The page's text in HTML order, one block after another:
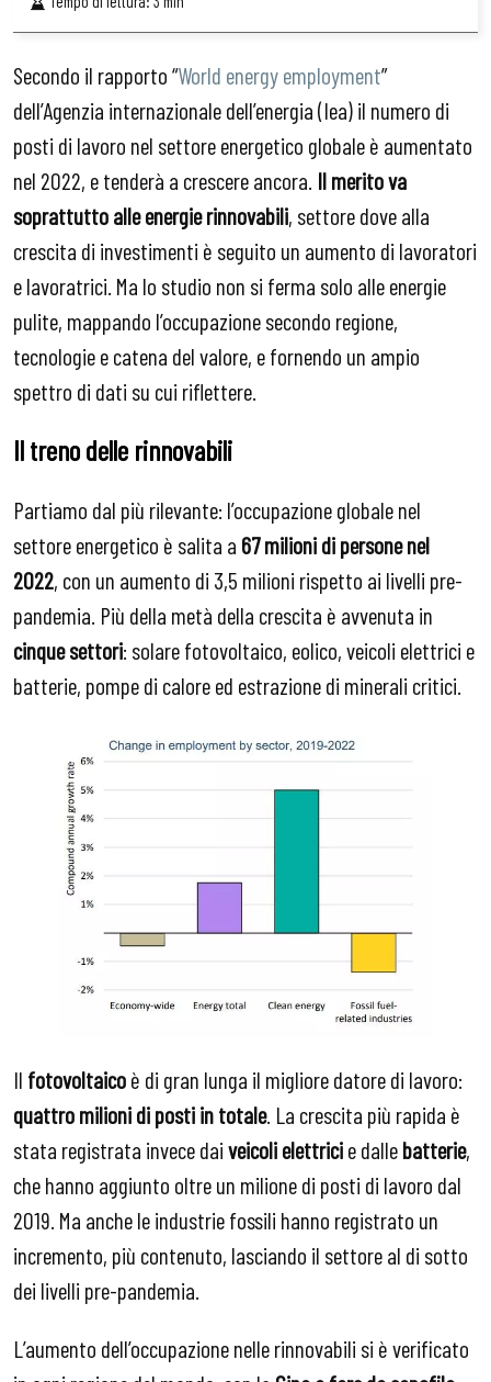
Secondo il rapporto “World energy employment”
dell’Agenzia internazionale dell’energia (Iea) il numero di
posti di lavoro nel settore energetico globale è aumentato
nel 2022, e tenderà a crescere ancora. Il merito va
soprattutto alle energie rinnovabili, settore dove alla
crescita di investimenti è seguito un aumento di lavoratori
e lavoratrici. Ma lo studio non si ferma solo alle energie
pulite, mappando l’occupazione secondo regione,
tecnologie e catena del valore, e fornendo un ampio
spettro di dati su cui riflettere.
Il treno delle rinnovabili
Partiamo dal più rilevante: l’occupazione globale nel
settore energetico è salita a 67 milioni di persone nel
2022, con un aumento di 3,5 milioni rispetto ai livelli pre-
pandemia. Più della metà della crescita è avvenuta in
cinque settori: solare fotovoltaico, eolico, veicoli elettrici e
batterie, pompe di calore ed estrazione di minerali critici.
Il fotovoltaicoè di gran lunga il migliore datore di lavoro:
quattro milioni di posti in totale. La crescita più rapida è
stata registrata invece daiveicoli elettricie dallebatterie,
che hanno aggiunto oltre un milione di posti di lavoro dal
2019. Ma anche le industrie fossili hanno registrato un
incremento, più contenuto, lasciando il settore al di sotto
dei livelli pre-pandemia.
L’aumento dell’occupazione nelle rinnovabili si è verificato